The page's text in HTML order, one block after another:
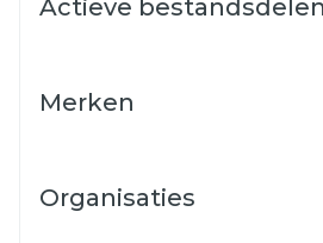
Actieve bestandsdelen
Merken
Organisaties